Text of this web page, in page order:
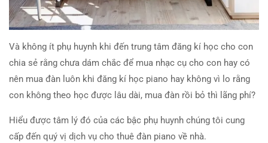
Và không ít phụ huynh khi đến trung tâm đăng kí học cho con
chia sẻ rằng chưa dám chắc để mua nhạc cụ cho con hay có
nên mua đàn luôn khi đăng kí học piano hay không vì lo rằng
con không theo học được lâu dài, mua đàn rồi bỏ thì lãng phí?
Hiểu được tâm lý đó của các bậc phụ huynh chúng tôi cung
cấp đến quý vị dịch vụ cho thuê đàn piano về nhà.